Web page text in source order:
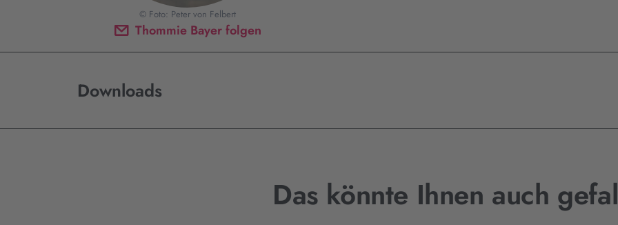
Thommie Bayer folgen
© Foto: Peter von Felbert
Downloads
Das könnte Ihnen auch